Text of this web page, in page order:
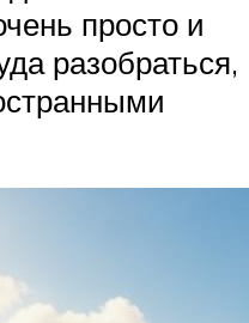
просто и
разобраться,